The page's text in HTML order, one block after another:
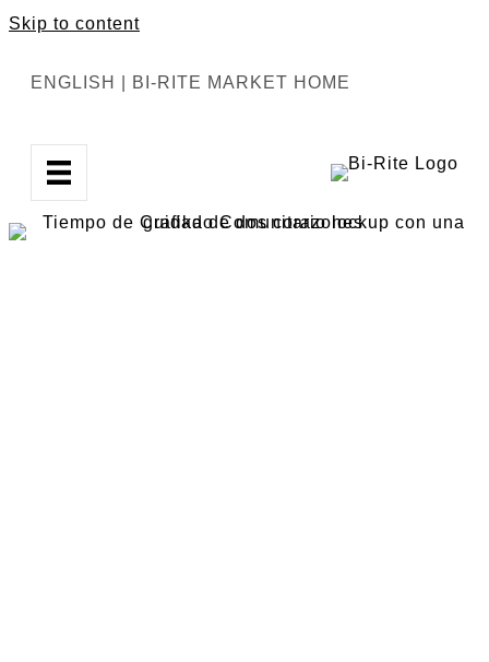
Skip to content
ENGLISH BI-RITE MARKET HOME